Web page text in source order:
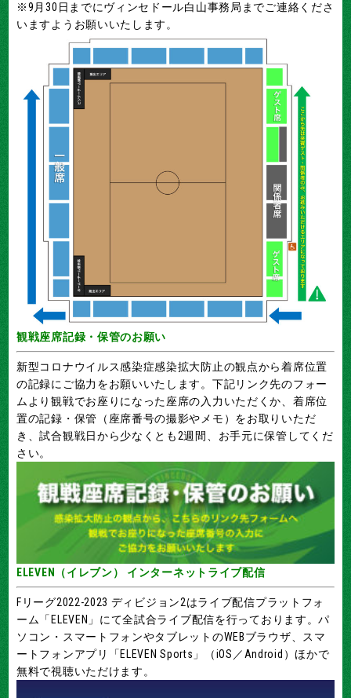
※9月30日までにヴィンセドール白山事務局までご連絡くださ
いますようお願いいたします。
観戦座席記録・保管のお願い
新型コロナウイルス感染症感染拡大防止の観点から着席位置
の記録にご協力をお願いいたします。下記リンク先のフォー
ムより観戦でお座りになった座席の入力いただくか、着席位
置の記録・保管（座席番号の撮影やメモ）をお取りいただ
き、試合観戦日から少なくとも2週間、お手元に保管してくだ
さい。
ELEVEN（イレブン） インターネットライブ配信
Fリーグ2022-2023 ディビジョン2はライブ配信プラットフォ
ーム「ELEVEN」にて全試合ライブ配信を行っております。パ
ソコン・スマートフォンやタブレットのWEBブラウザ、スマ
ートフォンアプリ「ELEVEN Sports」（iOS／Android）ほかで
無料で視聴いただけます。